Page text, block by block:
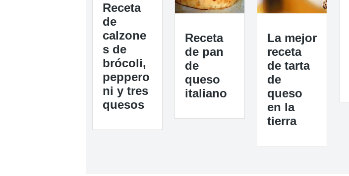
Receta
de
calzone
s de
brócoli,
peppero
ni y tres
quesos
Receta
de pan
de
queso
italiano
La mejor
receta
de tarta
de
queso
en la
tierra